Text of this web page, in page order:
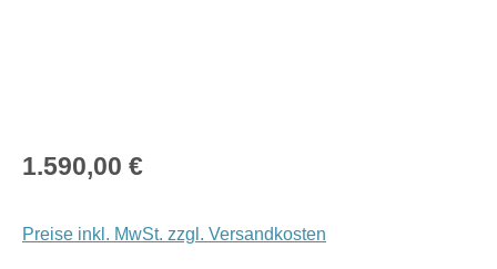
Regulärer Preis:
1.590,00 €
Preise inkl. MwSt. zzgl. Versandkosten